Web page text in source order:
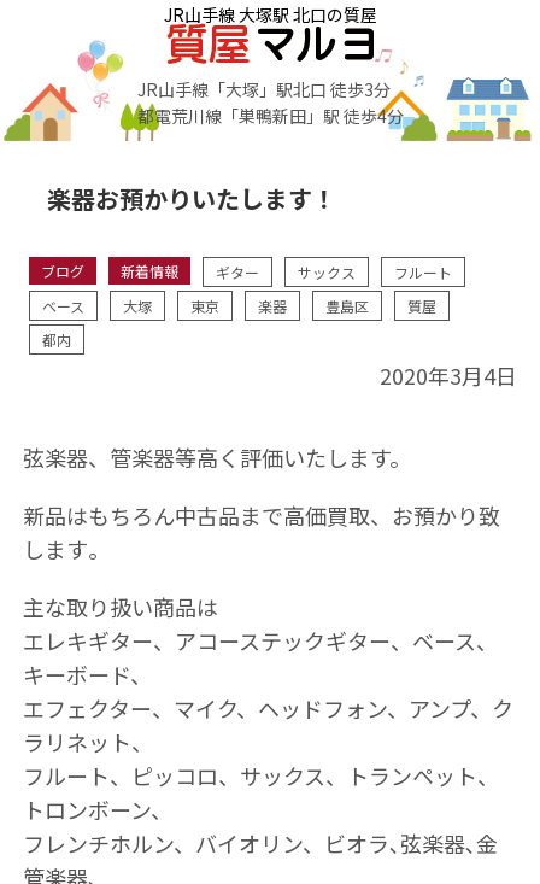
JR山手線 大塚駅 北口の質屋
JR山手線「大塚」駅北口 徒歩3分
都電荒川線「巣鴨新田」駅 徒歩4分
楽器お預かりいたします！
ブログ 新着情報 ギター サックス
フルート
ベース
大塚 東京 楽器 豊島区
質屋
都内
2020年3月4日
弦楽器、管楽器等高く評価いたします。
新品はもちろん中古品まで高価買取、お預かり致
します｡
主な取り扱い商品は
エレキギター、アコーステックギター、ベース、
キーボード、
エフェクター、マイク、ヘッドフォン、アンプ、ク
ラリネット、
フルート、ピッコロ、サックス、トランペット、
トロンボーン、
フレンチホルン、バイオリン、ビオラ､弦楽器､金
管楽器､